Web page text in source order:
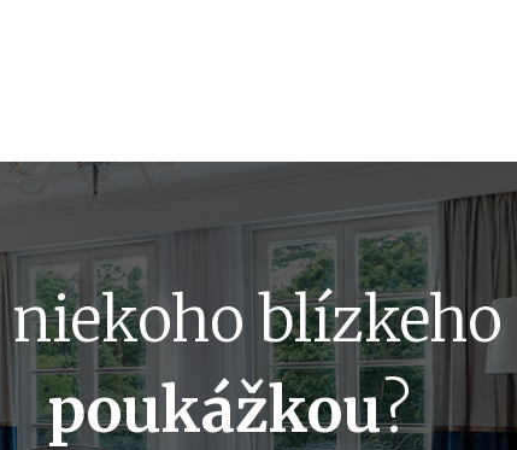
niekoho blízkeho
poukážkou?